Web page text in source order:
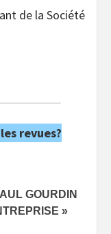
de la Société
revues?
GOURDIN
»